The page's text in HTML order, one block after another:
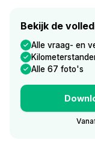
Bekijk de
Alle vraag- en
Alle 67 foto's